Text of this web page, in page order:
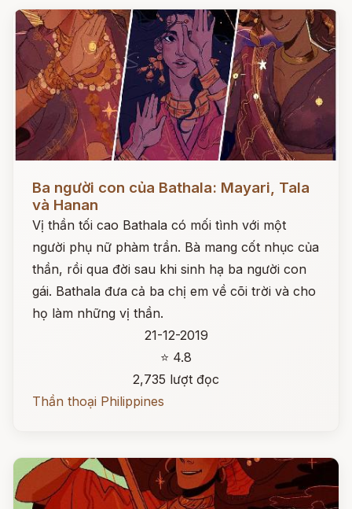
Ba người con của Bathala: Mayari, Tala
và Hanan
Vị thần tối cao Bathala có mối tình với một
người phụ nữ phàm trần. Bà mang cốt nhục của
thần, rồi qua đời sau khi sinh hạ ba người con
gái. Bathala đưa cả ba chị em về cõi trời và cho
họ làm những vị thần.
21-12-2019
⭐ 4.8
2,735 lượt đọc
Thần thoại Philippines